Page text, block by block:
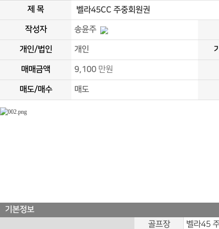
제 목 벨라45CC 주중회원권
작성자 송윤주
개인/법인 개인
매매금액 9,100 만원
매도/매수 매도
기본정보
골프장
벨라45